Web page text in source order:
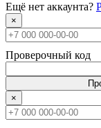
Ещё нет аккаунта?
×
Проверочный код
×